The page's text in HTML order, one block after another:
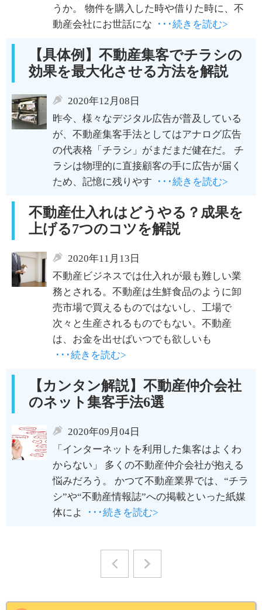
うか。 物件を購入した時や借りた時に、不
動産会社にお世話にな
･･･続きを読む>
【具体例】不動産集客でチラシの
効果を最大化させる方法を解説
2020年12月08日
昨今、様々なデジタル広告が普及している
が、不動産集客手法としてはアナログ広告
の代表格「チラシ」がまだまだ健在だ。 チ
ラシは物理的に直接顧客の手に広告が届く
ため、記憶に残りやす
･･･続きを読む>
不動産仕入れはどうやる？成果を
上げる7つのコツを解説
2020年11月13日
不動産ビジネスでは仕入れが最も難しい業
務とされる。不動産は生鮮食品のように卸
売市場で買えるものではないし、工場で
次々と生産されるものでもない。不動産
は、お金を出せばいつでも欲しいも
･･･続きを読む>
【カンタン解説】不動産仲介会社
のネット集客手法6選
2020年09月04日
「インターネットを利用した集客はよくわ
からない」 多くの不動産仲介会社が抱える
悩みだろう。 かつて不動産業界では、“チラ
シ”や“不動産情報誌”への掲載といった紙媒
体によ
･･･続きを読む>
< >